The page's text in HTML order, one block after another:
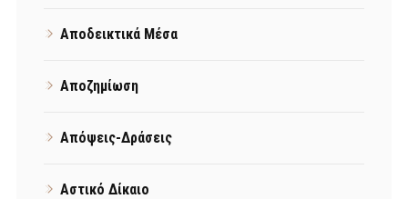
Αποδεικτικά Μέσα
Αποζημίωση
Απόψεις-Δράσεις
Αστικό Δίκαιο